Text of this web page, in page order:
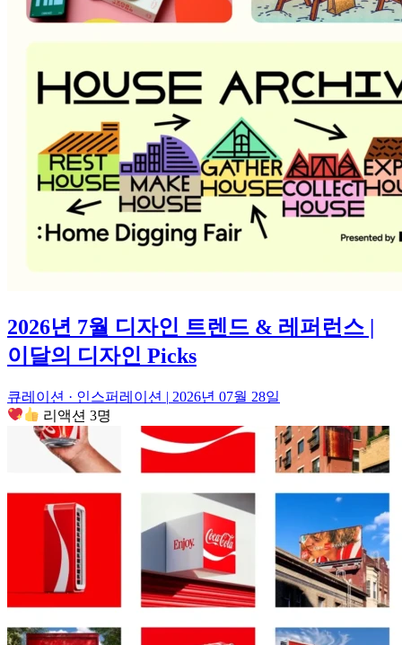
2026년 7월 디자인 트렌드 & 레퍼런스 |
이달의 디자인 Picks
큐레이션 · 인스퍼레이션 | 2026년 07월 28일
리액션 3명